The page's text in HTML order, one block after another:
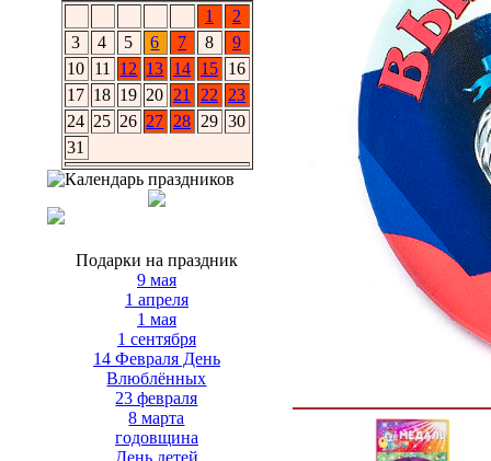
1
2
3
4 5 6 7 8
9
10 11 12 13 14 15 16
17 18 19 20 21 22
23
24 25 26 27 28 29 30
31
Подарки на праздник
9 мая
1 апреля
1 мая
1 сентября
14 Февраля День
Влюблённых
23 февраля
8 марта
годовщина
День детей